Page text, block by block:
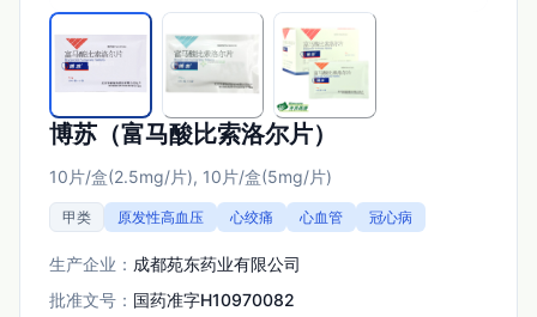
博苏（富马酸比索洛尔片）
10片/盒(2.5mg/片), 10片/盒(5mg/片)
甲类 原发性高血压 心绞痛 心血管 冠心病
生产企业： 成都苑东药业有限公司
批准文号： 国药准字H10970082